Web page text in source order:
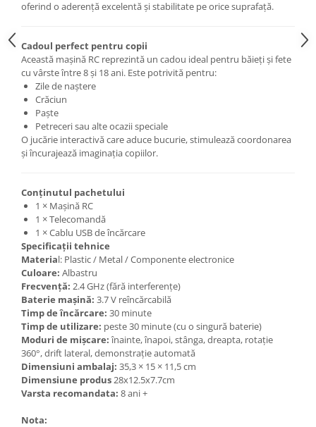
oferind o aderență excelentă și stabilitate pe orice suprafață.
Cadoul perfect pentru copii
Această mașină RC reprezintă un cadou ideal pentru băieți și fete
cu vârste între 8 și 18 ani. Este potrivită pentru:
Zile de naștere
Crăciun
Paște
Petreceri sau alte ocazii speciale
O jucărie interactivă care aduce bucurie, stimulează coordonarea
și încurajează imaginația copiilor.
Conținutul pachetului
1 × Mașină RC
1 × Telecomandă
1 × Cablu USB de încărcare
Specificații tehnice
Material: Plastic / Metal / Componente electronice
Culoare: Albastru
Frecvență: 2.4 GHz (fără interferențe)
Baterie mașină: 3.7 V reîncărcabilă
Timp de încărcare: 30 minute
Timp de utilizare: peste 30 minute (cu o singură baterie)
Moduri de mișcare:înainte, înapoi, stânga, dreapta, rotație
360°, drift lateral, demonstrație automată
Dimensiuni ambalaj: 35,3 × 15 × 11,5 cm
Dimensiune produs28x12.5x7.7cm
Varsta recomandata: 8 ani +
Nota: